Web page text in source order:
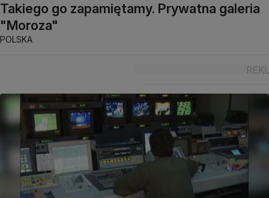
Takiego go zapamiętamy. Prywatna galeria
"Moroza"
POLSKA